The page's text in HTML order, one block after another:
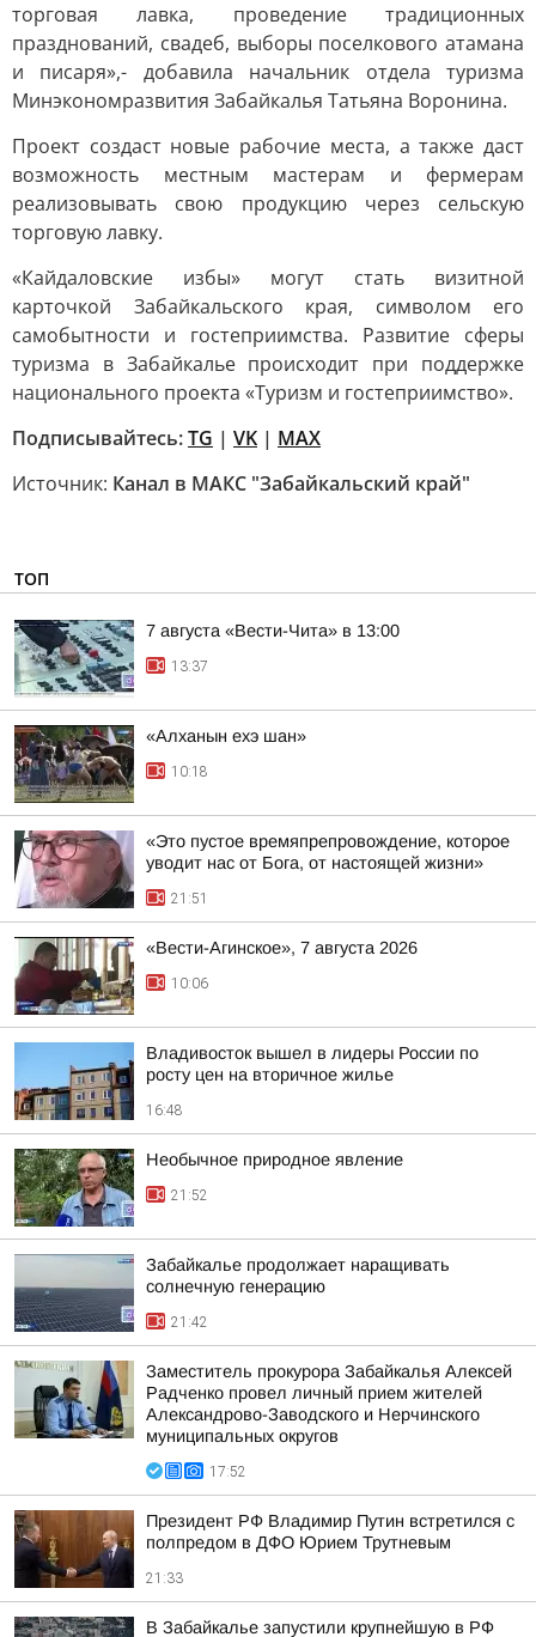
торговая лавка, проведение традиционных
празднований, свадеб, выборы поселкового атамана
и писаря»,- добавила начальник отдела туризма
Минэкономразвития Забайкалья Татьяна Воронина.
Проект создаст новые рабочие места, а также даст
возможность местным мастерам и фермерам
реализовывать свою продукцию через сельскую
торговую лавку.
«Кайдаловские избы» могут стать визитной
карточкой Забайкальского края, символом его
самобытности и гостеприимства. Развитие сферы
туризма в Забайкалье происходит при поддержке
национального проекта «Туризм и гостеприимство».
Подписывайтесь:TG | VK | MAX
Источник: Канал в МАКС "Забайкальский край"
ТОП
7 августа «Вести-Чита» в 13:00
13:37
«Алханын ехэ шан»
10:18
«Это пустое времяпрепровождение, которое
уводит нас от Бога, от настоящей жизни»
21:51
«Вести-Агинское», 7 августа 2026
10:06
Владивосток вышел в лидеры России по
росту цен на вторичное жилье
16:48
Необычное природное явление
21:52
Забайкалье продолжает наращивать
солнечную генерацию
21:42
Заместитель прокурора Забайкалья Алексей
Радченко провел личный прием жителей
Александрово-Заводского и Нерчинского
муниципальных округов
17:52
Президент РФ Владимир Путин встретился с
полпредом в ДФО Юрием Трутневым
21:33
В Забайкалье запустили крупнейшую в РФ